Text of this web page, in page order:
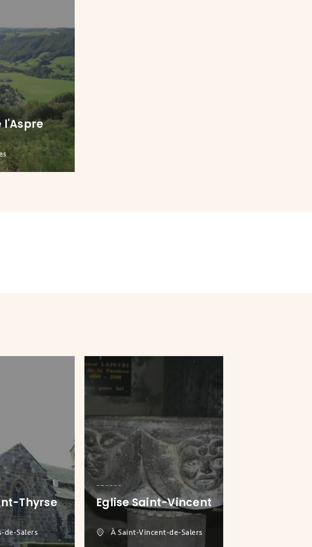
l'Aspre
Thyrse
de-Salers
Eglise Saint-Vincent
À Saint-Vincent-de-Salers